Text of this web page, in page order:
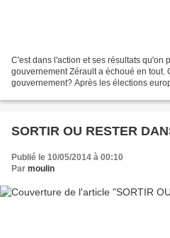
C'est dans l'action et ses résultats qu'on
gouvernement Zérault a échoué en tout.
gouvernement? Après les élections
SORTIR OU RESTER
Publié le 10/05/2014 à 00:10
Par moulin